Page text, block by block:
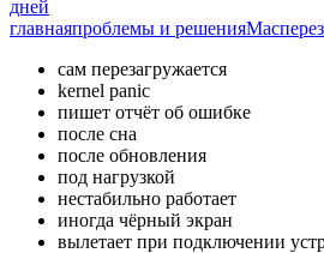
дней
главнаяпроблемы и решенияMac
сам перезагружается
kernel panic
пишет отчёт об ошибке
после сна
после обновления
под нагрузкой
нестабильно работает
иногда чёрный экран
вылетает при подключении